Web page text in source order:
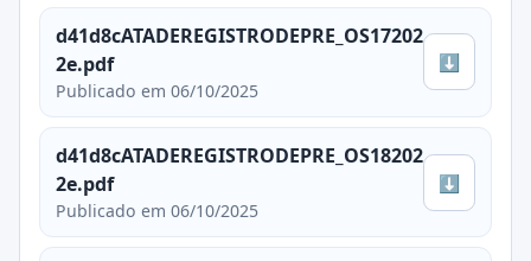
d41d8cATADEREGISTRODEPRE_OS17202
2e.pdf
Publicado em 06/10/2025
⬇
d41d8cATADEREGISTRODEPRE_OS18202
2e.pdf
Publicado em 06/10/2025
⬇